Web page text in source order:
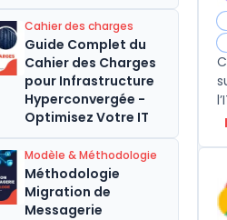
Cahier des charges
Guide Complet du
Cahier des Charges
pour Infrastructure
Hyperconvergée -
Optimisez Votre IT
Modèle & Méthodologie
Méthodologie
Migration de
Messagerie